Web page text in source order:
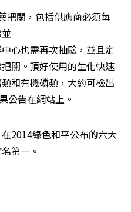
把關，包括供應商必須每
心也需再次抽驗，並且定
關。頂好使用的生化快速
和有機磷類，大約可檢出
公告在網站上。
2014綠色和平公布的六大
第一。